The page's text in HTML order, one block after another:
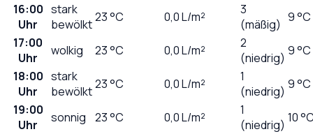
16:00
Uhr
stark
bewölkt23°C 0,0L/m²
3
(mäßig) 9 °C
17:00
Uhr
wolkig 23°C 0,0L/m²
2
(niedrig) 9 °C
18:00
Uhr
stark
bewölkt23°C 0,0L/m²
1
(niedrig) 9 °C
19:00
Uhr
sonnig 23°C 0,0L/m²
1
(niedrig) 10